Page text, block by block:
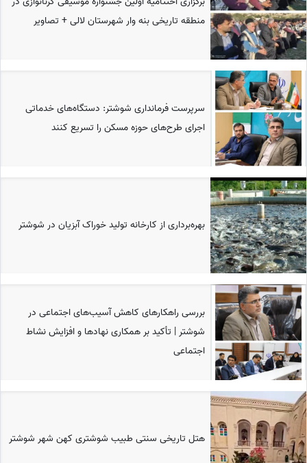
منطقه تاریخی بنه وار شهرستان لالی + تصاویر
سرپرست فرمانداری شوشتر: دستگاه‌های خدماتی
اجرای طرح‌های حوزه مسکن را تسریع کنند
بهره‌برداری از کارخانه تولید خوراک آبزیان در شوشتر
بررسی راهکارهای کاهش آسیب‌های اجتماعی در
شوشتر | تأکید بر همکاری نهادها و افزایش نشاط
اجتماعی
هتل تاریخی سنتی طبیب شوشتری کهن شهر شوشتر